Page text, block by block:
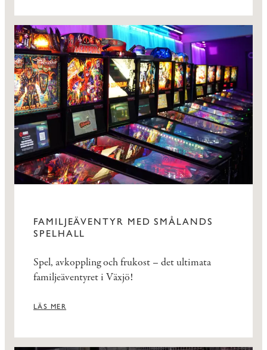
FAMILJEÄVENTYR MED SMÅLANDS
SPELHALL
Spel, avkoppling och frukost – det ultimata
familjeäventyret i Växjö!
LÄS MER